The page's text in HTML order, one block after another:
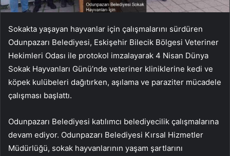
Sokakta yaşayan hayvanlar için çalışmalarını sürdüren
Odunpazarı Belediyesi, Eskişehir Bilecik Bölgesi Veteriner
Hekimleri Odası ile protokol imzalayarak 4 Nisan Dünya
Sokak Hayvanları Günü’nde veteriner kliniklerine kedi ve
köpek kulübeleri dağıtırken, aşılama ve paraziter mücadele
çalışması başlattı.
Odunpazarı Belediyesi katılımcı belediyecilik çalışmalarına
devam ediyor. Odunpazarı Belediyesi Kırsal Hizmetler
Müdürlüğü, sokak hayvanlarının yaşam şartlarını